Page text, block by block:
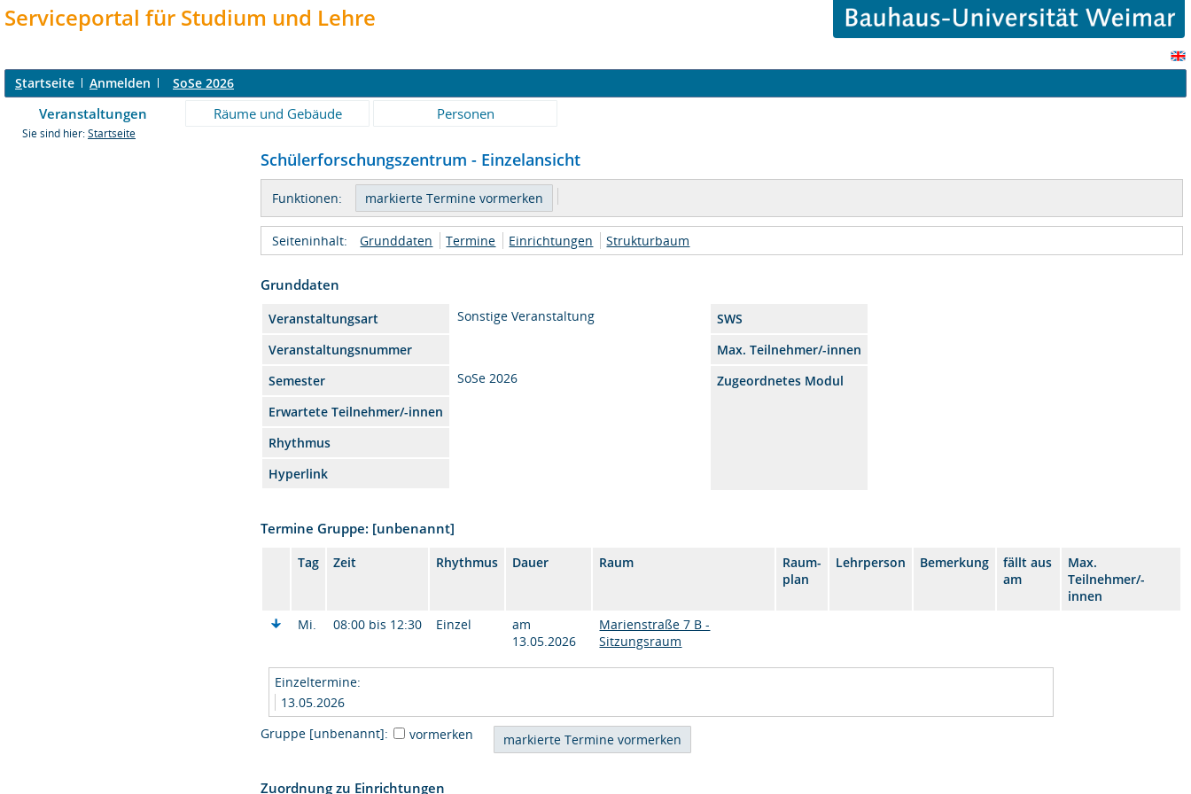
Serviceportal für Studium und Lehre
Startseite Anmelden SoSe 2026
Veranstaltungen Räume und Gebäude Personen
Sie sind hier: Startseite
Schülerforschungszentrum - Einzelansicht
Funktionen:
Seiteninhalt: Grunddaten Termine Einrichtungen Strukturbaum
Grunddaten
Veranstaltungsart Sonstige Veranstaltung
SWS
Veranstaltungsnummer
Max. Teilnehmer/-innen
Semester
SoSe 2026
Zugeordnetes Modul
Erwartete Teilnehmer/-innen
Rhythmus
Hyperlink
Termine Gruppe: [unbenannt]
Tag Zeit Rhythmus Dauer Raum
Raum-
plan
Lehrperson Bemerkung
fällt aus
am
Max.
Teilnehmer/-
innen
Mi.
08:00 bis 12:30 Einzel
am
13.05.2026
Marienstraße 7 B -
Sitzungsraum
Einzeltermine:
13.05.2026
Gruppe [unbenannt]:
vormerken
Zuordnung zu Einrichtungen